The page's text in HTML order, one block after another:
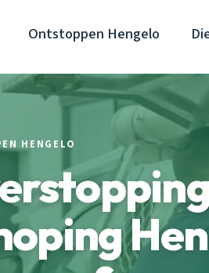
Ontstoppen Hengelo
HENGELO